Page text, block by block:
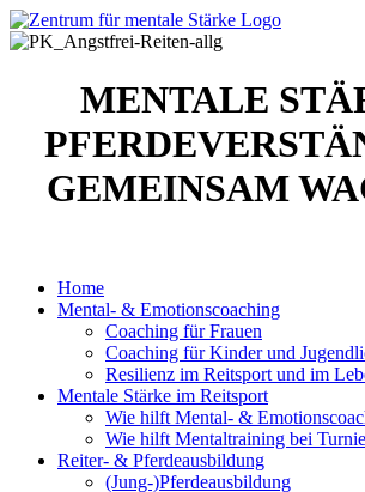
MENTALE
GEMEINSAM
Home
Mental- & Emotionscoaching
Coaching für Frauen
Coaching für Kinder und
Resilienz im Reitsport und im
Mentale Stärke im Reitsport
Wie hilft Mental- &
Wie hilft Mentaltraining bei
Reiter- & Pferdeausbildung
(Jung-)Pferdeausbildung